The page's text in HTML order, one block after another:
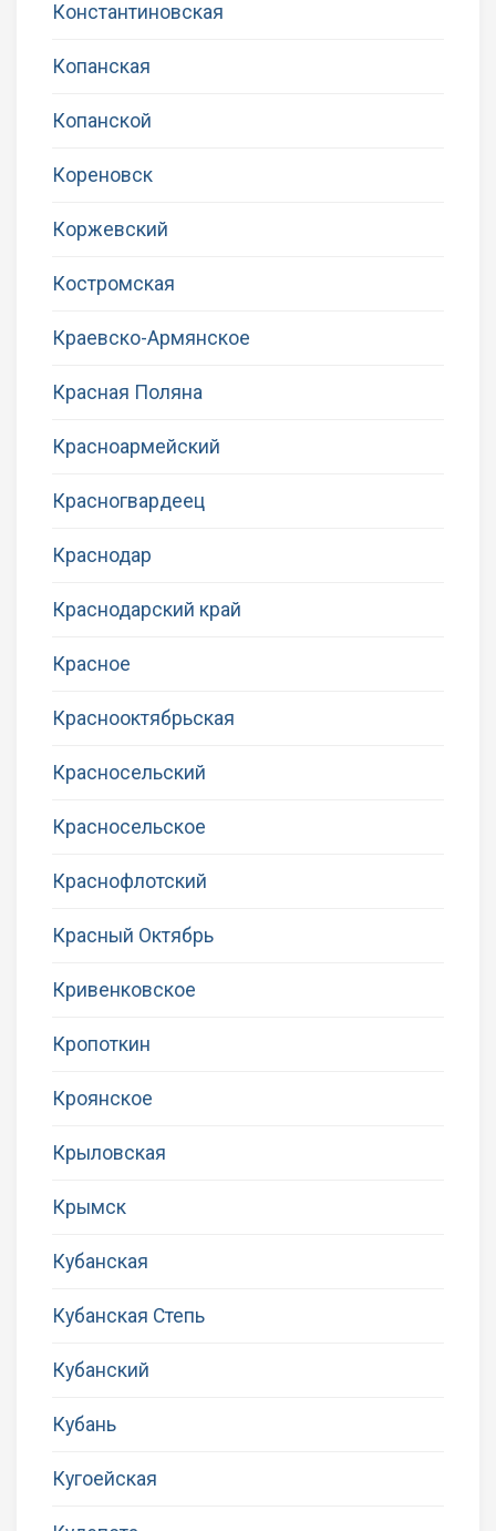
Константиновская
Копанская
Копанской
Кореновск
Коржевский
Костромская
Краевско-Армянское
Красная Поляна
Красноармейский
Красногвардеец
Краснодар
Краснодарский край
Красное
Краснооктябрьская
Красносельский
Красносельское
Краснофлотский
Красный Октябрь
Кривенковское
Кропоткин
Кроянское
Крыловская
Крымск
Кубанская
Кубанская Степь
Кубанский
Кубань
Кугоейская